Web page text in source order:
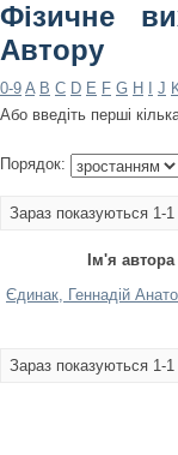
Фізичне
Автору
0-9 A B C D E F G H J
Або введіть перші
Порядок:
Зараз показуються 1-1
Ім'я автора
Єдинак, Геннадій
Зараз показуються 1-1